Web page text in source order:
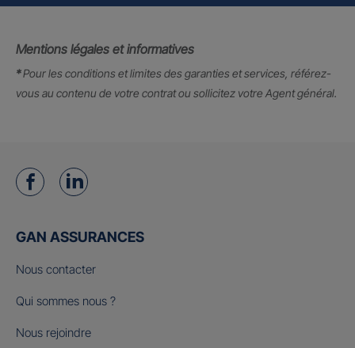
Mentions légales et informatives
*Pour les conditions et limites des garanties et services, référez-
vous au contenu de votre contrat ou sollicitez votre Agent général.
GAN ASSURANCES
Nous contacter
Qui sommes nous ?
Nous rejoindre